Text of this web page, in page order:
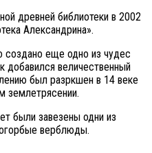
древней библиотеки в 2002
Александрина».
создано еще одно из чудес
добавился величественный
был разркшен в 14 веке
землетрясении.
были завезены одни из
верблюды.